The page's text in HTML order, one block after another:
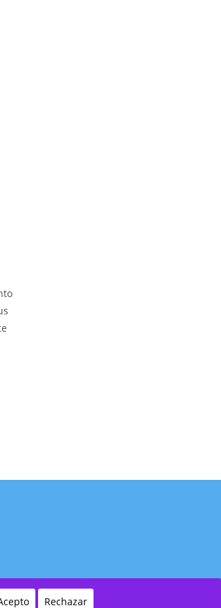
Aviso Legal|Política de Privacidad
Rechazar